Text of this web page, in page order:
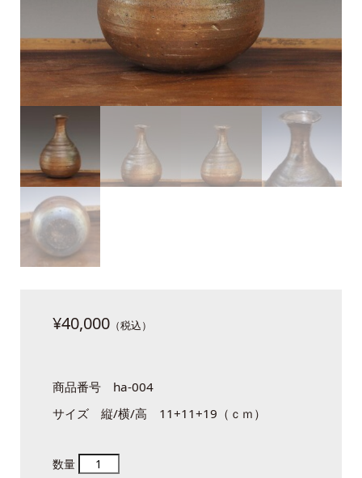
¥40,000
商品番号 ha-004
サイズ 縦/横/高 11+11+19（ｃｍ）